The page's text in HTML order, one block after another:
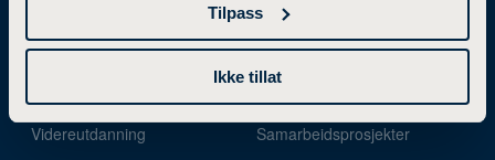
Tilpass
Ikke tillat
Bachelorgrad
Videreutdanning
Forskning og utviklingsarbeid
Samarbeidsprosjekter